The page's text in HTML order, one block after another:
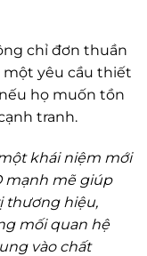
chỉ đơn thuần
một yêu cầu thiết
họ muốn tồn
tranh.
khái niệm mới
mạnh mẽ giúp
thương hiệu,
mối quan hệ
vào chất